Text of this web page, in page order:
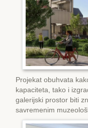
Projekat obuhvata
kapaciteta, tako i
galerijski prostor biti
savremenim